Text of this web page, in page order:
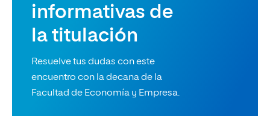
informativas de
la titulación
Resuelve tus dudas con este
encuentro con la decana de la
Facultad de Economía y Empresa.